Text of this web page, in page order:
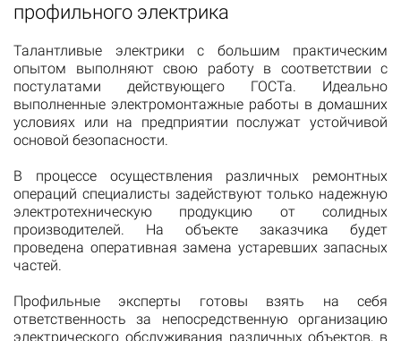
профильного электрика
Талантливые электрики с большим практическим
опытом выполняют свою работу в соответствии с
постулатами действующего ГОСТа. Идеально
выполненные электромонтажные работы в домашних
условиях или на предприятии послужат устойчивой
основой безопасности.
В процессе осуществления различных ремонтных
операций специалисты задействуют только надежную
электротехническую продукцию от солидных
производителей. На объекте заказчика будет
проведена оперативная замена устаревших запасных
частей.
Профильные эксперты готовы взять на себя
ответственность за непосредственную организацию
электрического обслуживания различных объектов, в